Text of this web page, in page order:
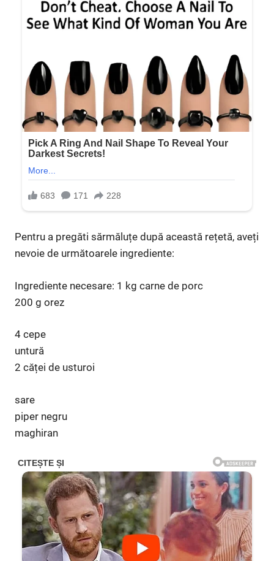
Pentru a pregăti sărmăluțe după această rețetă, aveți
nevoie de următoarele ingrediente:
Ingrediente necesare: 1 kg carne de porc
200 g orez
4 cepe
untură
2 căței de usturoi
sare
piper negru
maghiran